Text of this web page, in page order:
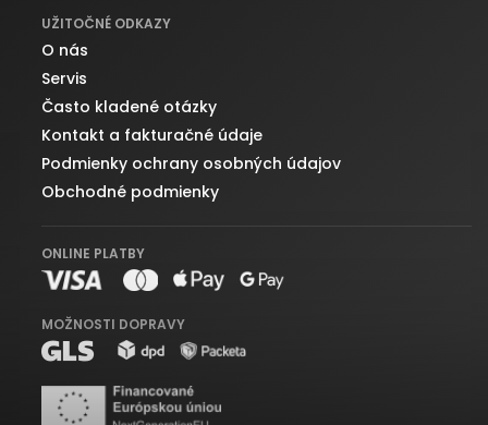
UŽITOČNÉ ODKAZY
O nás
Servis
Často kladené otázky
Kontakt a fakturačné údaje
Podmienky ochrany osobných údajov
Obchodné podmienky
ONLINE PLATBY
MOŽNOSTI DOPRAVY